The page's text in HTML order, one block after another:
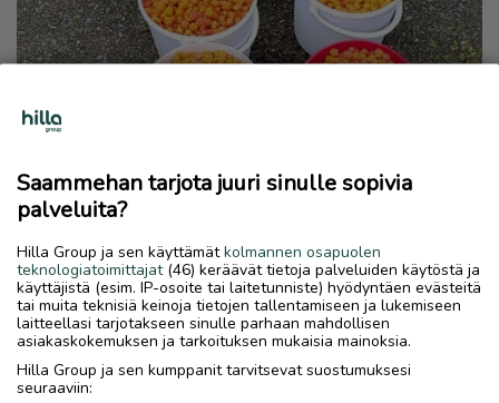
Saammehan tarjota juuri sinulle sopivia
palveluita?
Hilla Group ja sen käyttämätkolmannen osapuolen
teknologiatoimittajat(46) keräävät tietoja palveluiden käytöstä ja
käyttäjistä (esim. IP-osoite tai laitetunniste) hyödyntäen evästeitä
tai muita teknisiä keinoja tietojen tallentamiseen ja lukemiseen
laitteellasi tarjotakseen sinulle parhaan mahdollisen
asiakaskokemuksen ja tarkoituksen mukaisia mainoksia.
Hilla Group ja sen kumppanit tarvitsevat suostumuksesi
seuraaviin: